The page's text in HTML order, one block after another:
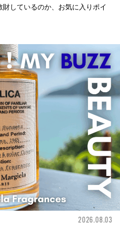
しているのか、お気に入りポイ
2026.08.03